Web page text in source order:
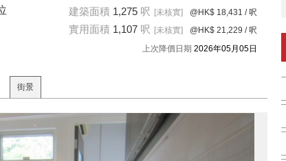
建築面積 1,275 呎 [未核實] @HK$ 18,431 / 呎
實用面積 1,107 呎 [未核實] @HK$ 21,229 / 呎
上次降價日期 2026年05月05日
街景